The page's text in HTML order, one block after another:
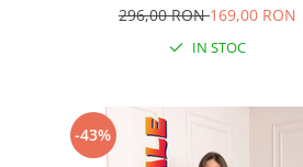
296,00 RON169,00 RON
IN STOC
-43%